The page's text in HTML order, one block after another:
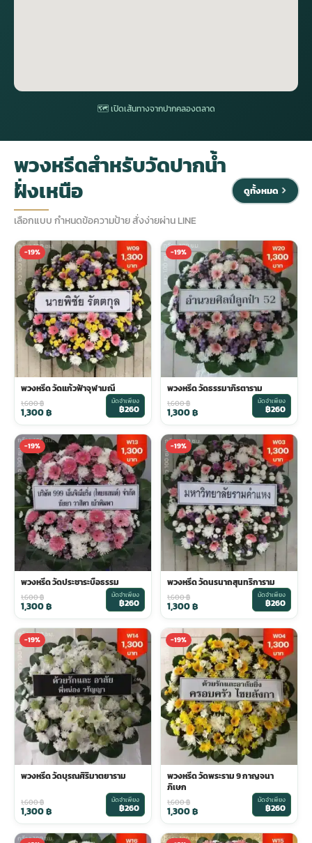
ดอกไม้งานศพ ส่งด่วน
ดอกไม้งานศพ กรุงเทพ
ดอกไม้งานศพ ปากคลองตลาด
ร้านดอกไม้งานศพ ใกล้ฉัน
ดอกไม้งานศพ ราคาถูก
จัดดอกไม้งานศพ ราคา
ดอกไม้งานศพ ส่งฟรี
ดอกไม้งานศพ ออนไลน์
พวงดอกไม้งานศพ
tpdecorate ปูพื้น
พวงหรีดดอกไม้สด
พวงหรีดดอกไม้สด ราคาถูก
สั่งพวงหรีด ออนไลน์
ส่งพวงหรีด ด่วน กรุงเทพ
ร้านพวงหรีด กรุงเทพ ส่งฟรี
พวงหรีด ปากคลองตลาด ราคา
พวงหรีด ส่งด่วน วันนี้
ม้หน้าเมรุ
ระดับเมรุ
มรุ ออนไลน์
มรุ ส่งด่วน
น้าเมรุ กรุงเทพ
🗺 เปิดเส้นทางจากปากคลองตลาด
พวงหรีดสำหรับวัดปากน้ำ
ฝั่งเหนือ
เลือกแบบ กำหนดข้อความป้าย สั่งง่ายผ่าน LINE
ดูทั้งหมด
-19%
พวงหรีด วัดแก้วฟ้าจุฬามณี
1,600฿
1,300฿
มัดจำเพียง
฿260
-19%
พวงหรีด วัดธรรมาภิรตาราม
1,600฿
1,300฿
มัดจำเพียง
฿260
-19%
พวงหรีด วัดประชาระบือธรรม
1,600฿
1,300฿
มัดจำเพียง
฿260
-19%
พวงหรีด วัดนรนาถสุนทริการาม
1,600฿
1,300฿
มัดจำเพียง
฿260
-19%
พวงหรีด วัดบุรณศิริมาตยาราม
1,600฿
1,300฿
มัดจำเพียง
฿260
-19%
พวงหรีด วัดพระราม 9 กาญจนา
ภิเษก
1,600฿
1,300฿
มัดจำเพียง
฿260